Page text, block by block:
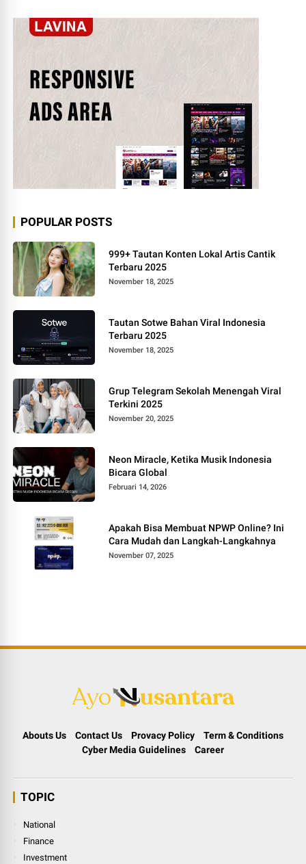
POPULAR POSTS
999+ Tautan Konten Lokal Artis Cantik
Terbaru 2025
November 18, 2025
Tautan Sotwe Bahan Viral Indonesia
Terbaru 2025
November 18, 2025
Grup Telegram Sekolah Menengah Viral
Terkini 2025
November 20, 2025
Neon Miracle, Ketika Musik Indonesia
Bicara Global
Februari 14, 2026
Apakah Bisa Membuat NPWP Online? Ini
Cara Mudah dan Langkah-Langkahnya
November 07, 2025
Abouts Us Contact Us Provacy Policy
Term & Conditions
Cyber Media Guidelines
Career
TOPIC
National
Finance
Investment